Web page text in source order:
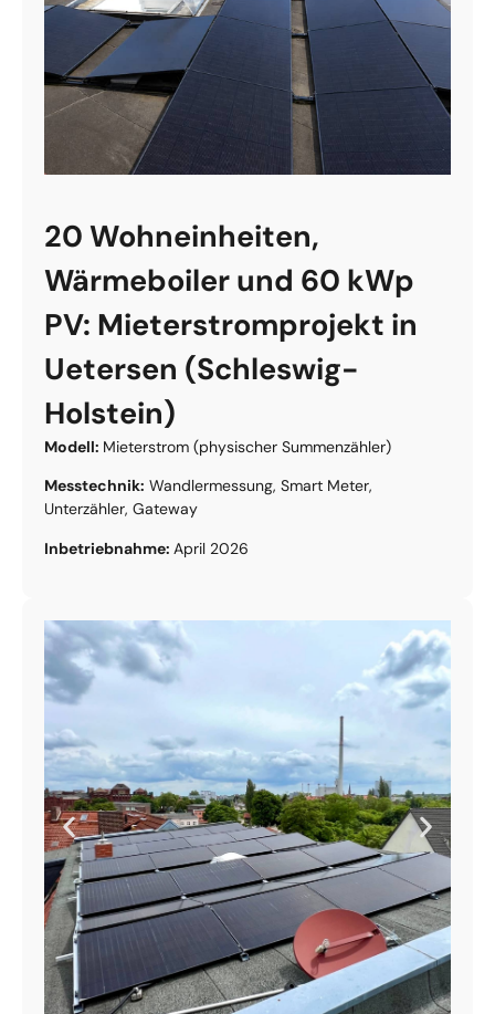
20 Wohneinheiten,
Wärmeboiler und 60 kWp
PV: Mieterstromprojekt in
Uetersen (Schleswig-
Holstein)
Modell: Mieterstrom (physischer Summenzähler)
Messtechnik: Wandlermessung, Smart Meter,
Unterzähler, Gateway
Inbetriebnahme: April 2026